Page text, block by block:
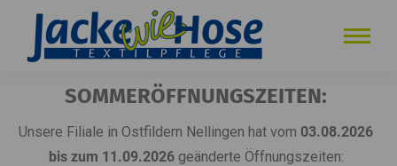
SOMMERÖFFNUNGSZEITEN:
Unsere Filiale in Ostfildern Nellingen hat vom 03.08.2026
bis zum 11.09.2026geänderte Öffnungszeiten: